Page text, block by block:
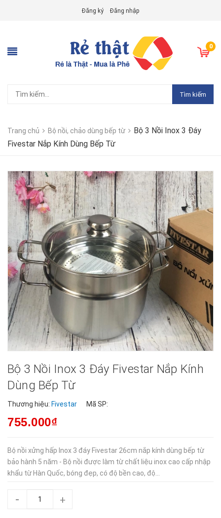
Đăng ký Đăng nhập
0
Tìm kiếm
Trang chủ Bộ nồi, chảo dùng bếp từ
Bộ 3 Nồi Inox 3 Đáy
Fivestar Nắp Kính Dùng Bếp Từ
Bộ 3 Nồi Inox 3 Đáy Fivestar Nắp Kính
Dùng Bếp Từ
Thương hiệu: Fivestar Mã SP:
755.000₫
Bộ nồi xửng hấp Inox 3 đáy Fivestar 26cm nắp kính dùng bếp từ
bảo hành 5 năm - Bộ nồi được làm từ chất liệu inox cao cấp nhập
khẩu từ Hàn Quốc, bóng đẹp, có độ bền cao, độ...
- +